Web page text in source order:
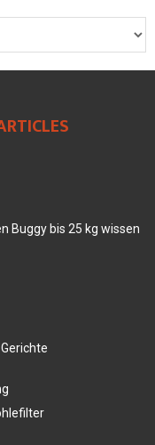
Buggy bis 25 kg wissen